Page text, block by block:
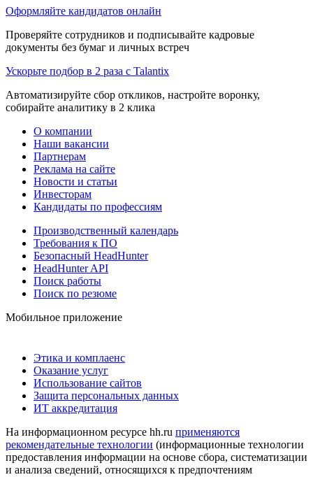
Оформляйте кандидатов онлайн
Проверяйте сотрудников и подписывайте кадровые
документы без бумаг и личных встреч
Ускорьте подбор в 2 раза с Talantix
Автоматизируйте сбор откликов, настройте воронку,
собирайте аналитику в 2 клика
О компании
Наши вакансии
Партнерам
Реклама на сайте
Новости и статьи
Инвесторам
Кандидаты по профессиям
Производственный календарь
Требования к ПО
Безопасный HeadHunter
HeadHunter API
Поиск работы
Поиск по резюме
Мобильное приложение
Этика и комплаенс
Оказание услуг
Использование сайтов
Защита персональных данных
ИТ аккредитация
На информационном ресурсе hh.ru применяются
рекомендательные технологии (информационные технологии
предоставления информации на основе сбора, систематизации
и анализа сведений, относящихся к предпочтениям